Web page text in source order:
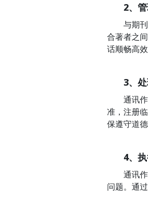
2、
与期刊
合著者之
话顺畅高
3、
通讯作
准，注册
保遵守道
4、
通讯作
问题。通